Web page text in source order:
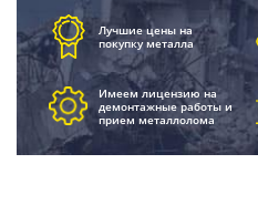
Лучшие цены на
покупку металла
Имеем лицензию на
демонтажные работы и
прием металлолома